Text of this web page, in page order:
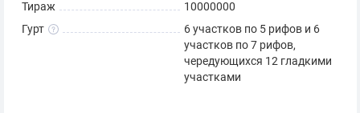
Тираж
10000000
Гурт
6 участков по 5 рифов и 6
участков по 7 рифов,
чередующихся 12 гладкими
участками